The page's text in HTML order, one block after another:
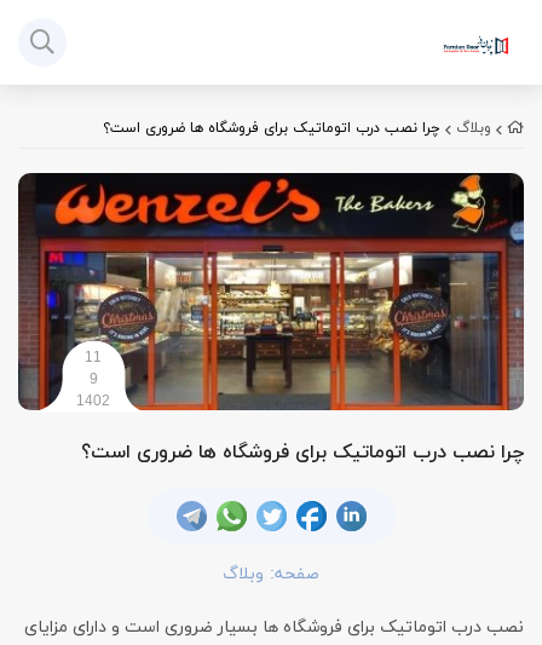
وبلاگ چرا نصب درب اتوماتیک برای فروشگاه ها ضروری است؟
11
9
1402
چرا نصب درب اتوماتیک برای فروشگاه ها ضروری است؟
صفحه: وبلاگ
نصب درب اتوماتیک برای فروشگاه ها بسیار ضروری است و دارای مزایای